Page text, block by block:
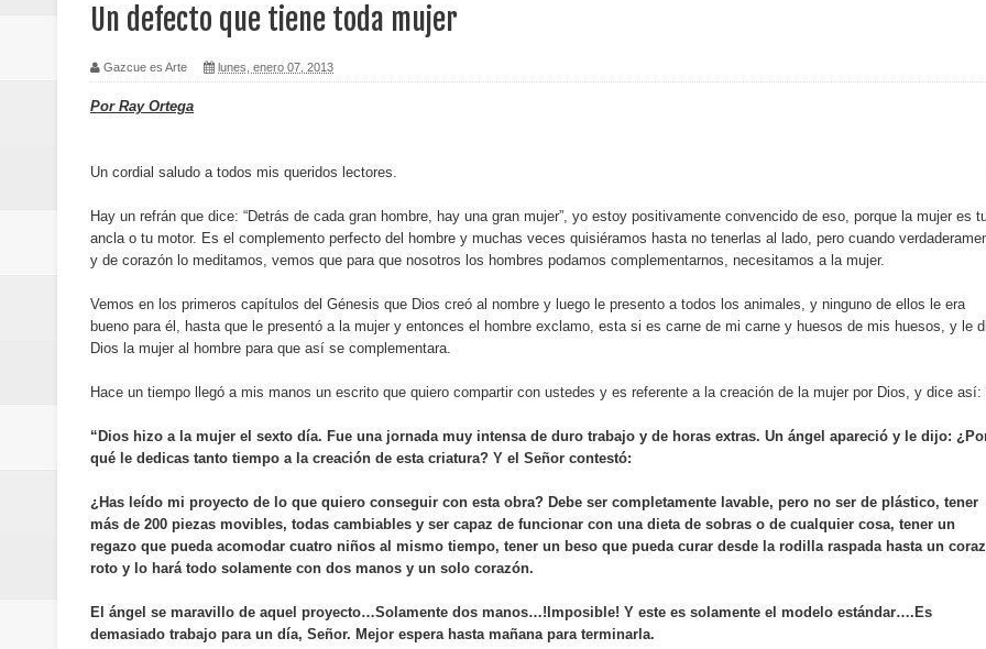
Embajada dominicana en Francia y Banreservas lanzan convocatoria para residencias artísticas
Pavel Núñez y su Bipolarband deslumbran con una noche de fusiones e invitados de lujo en el
“Los Rechazados 2” llega a los cines impulsada por la franquicia dominicana más taquillera del
Designan a Angelina Biviana Riveiro como vicepresidenta ejecutiva de Fiduciaria Reservas
Banreservas destina RD$5,000 millones para emprendedoras en la segunda edición del Summit
Sexappeal celebra 25 años de trayectoria artística con nuevo álbum, renovación de su equipo y
conmemorativos
Domingo
Doctor Leonardo Aguilera afirma que Banreservas seguirá impulsando la seguridad alimentaria
del mapa del hambre
Un defecto que tiene toda mujer
Gazcue es Arte lunes, enero 07, 2013
Por Ray Ortega
Un cordial saludo a todos mis queridos lectores.
Hay un refrán que dice: “Detrás de cada gran hombre, hay una gran mujer”, yo estoy positivamente convencido de eso, porque la mujer es
ancla o tu motor. Es el complemento perfecto del hombre y muchas veces quisiéramos hasta no tenerlas al lado, pero cuando
y de corazón lo meditamos, vemos que para que nosotros los hombres podamos complementarnos, necesitamos a la mujer.
Vemos en los primeros capítulos del Génesis que Dios creó al nombre y luego le presento a todos los animales, y ninguno de ellos le era
bueno para él, hasta que le presentó a la mujer y entonces el hombre exclamo, esta si es carne de mi carne y huesos de mis huesos, y le
Dios la mujer al hombre para que así se complementara.
Hace un tiempo llegó a mis manos un escrito que quiero compartir con ustedes y es referente a la creación de la mujer por Dios, y dice así:
“Dios hizo a la mujer el sexto día. Fue una jornada muy intensa de duro trabajo y de horas extras. Un ángel apareció y le dijo:
qué le dedicas tanto tiempo a la creación de esta criatura? Y el Señor contestó:
¿Has leído mi proyecto de lo que quiero conseguir con esta obra? Debe ser completamente lavable, pero no ser de plástico, tener
más de 200 piezas movibles, todas cambiables y ser capaz de funcionar con una dieta de sobras o de cualquier cosa, tener un
regazo que pueda acomodar cuatro niños al mismo tiempo, tener un beso que pueda curar desde la rodilla raspada hasta un
roto y lo hará todo solamente con dos manos y un solo corazón.
El ángel se maravillo de aquel proyecto…Solamente dos manos…!Imposible! Y este es solamente el modelo estándar….Es
demasiado trabajo para un día, Señor. Mejor espera hasta mañana para terminarla.